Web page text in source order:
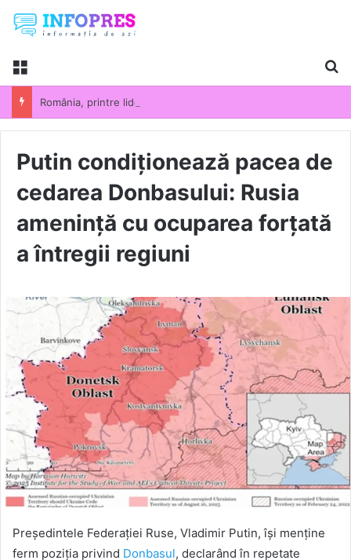
Menu
Putin condiționează pacea de
cedarea Donbasului: Rusia
amenință cu ocuparea forțată
a întregii regiuni
Președintele Federației Ruse, Vladimir Putin, își menține
ferm poziția privind Donbasul, declarând în repetate